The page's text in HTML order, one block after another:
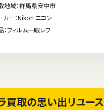
地域：群馬県安中市
カー：Nikon ニコン
：フィルム一眼レフ
買取の思い出リユース